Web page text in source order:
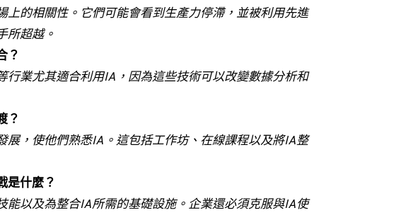
上的相關性。它們可能會看到生產力停滯，並被利用先進
所超越。
？
行業尤其適合利用IA，因為這些技術可以改變數據分析和
？
展，使他們熟悉IA。這包括工作坊、在線課程以及將IA整
是什麼？
能以及為整合IA所需的基礎設施。企業還必須克服與IA使